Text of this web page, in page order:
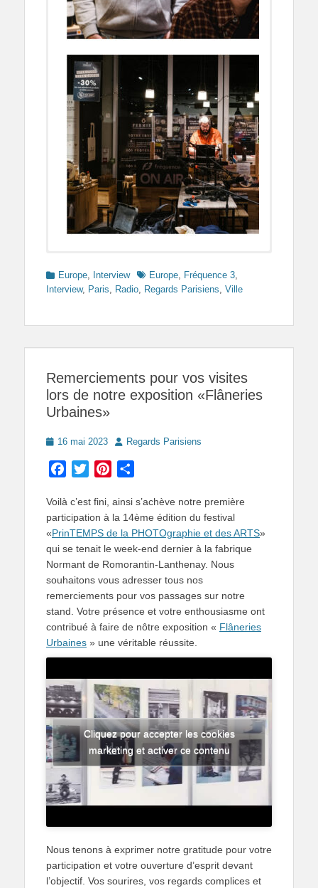
Categories
Europe Interview TagsEurope Fréquence 3
Interview, Paris Radio Regards Parisiens Ville
Remerciements pour vos visites
lors de notre exposition «Flâneries
Urbaines»
Posted
16 mai 2023 AuthorRegards Parisiens
Facebook
TwitterPinterest
Voilà c’est fini, ainsi s’achève notre première
participation à la 14ème édition du festival
«PrinTEMPS de la PHOTOgraphie et des ARTS»
qui se tenait le week-end dernier à la fabrique
Normant de Romorantin-Lanthenay. Nous
souhaitons vous adresser tous nos
remerciements pour vos passages sur notre
stand. Votre présence et votre enthousiasme ont
contribué à faire de nôtre exposition « Flâneries
Urbaines » une véritable réussite.
Cliquez pour accepter les cookies
marketing et activer ce contenu
Nous tenons à exprimer notre gratitude pour votre
participation et votre ouverture d’esprit devant
l’objectif. Vos sourires, vos regards complices et